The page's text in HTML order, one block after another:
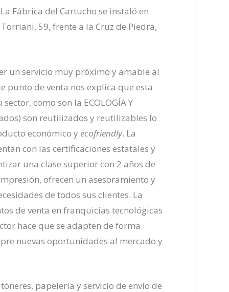
Fábrica del Cartucho se instaló en
59, frente a la Cruz de Piedra,
un servicio muy próximo y amable al
punto de venta nos explica que esta
como son la ECOLOGÍA Y
son reutilizados y reutilizables lo
económico y ecofriendly. La
con las certificaciones estatales y
una clase superior con 2 años de
ofrecen un asesoramiento y
de todos sus clientes. La
de venta en franquicias tecnológicas
hace que se adapten de forma
nuevas oportunidades al mercado y
papelería y servicio de envío de